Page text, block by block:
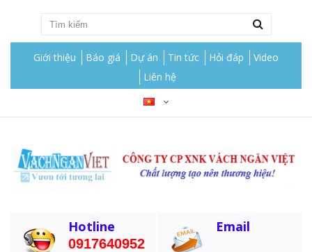
Giới thiệu Báo giá Dự án Tin tức Hỏi đáp
Video
Liên hệ
Hotline
0917640952
Email